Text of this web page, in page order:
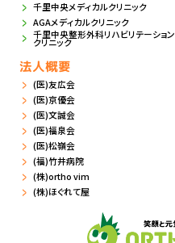
千里中央メディカルクリニック
AGAメディカルクリニック
千里中央整形外科リハビリテーション
クリニック
法人概要
(医)友広会
(医)京優会
(医)文誠会
(医)福泉会
(医)松嶺会
(福)竹井病院
(株)ortho vim
(株)ほぐれて屋